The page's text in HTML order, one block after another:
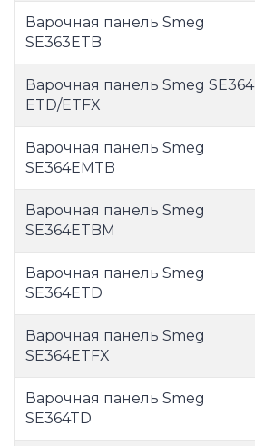
Варочная панель Smeg
SE363ETB
Варочная панель Smeg SE364
ETD/ETFX
Варочная панель Smeg
SE364EMTB
Варочная панель Smeg
SE364ETBM
Варочная панель Smeg
SE364ETD
Варочная панель Smeg
SE364ETFX
Варочная панель Smeg
SE364TD